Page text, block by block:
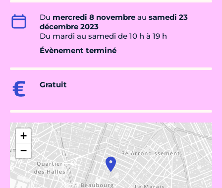
Du mercredi 8 novembre au samedi 23
décembre 2023
Du mardi au samedi de 10 h à 19 h
Évènement terminé
Gratuit
+
−